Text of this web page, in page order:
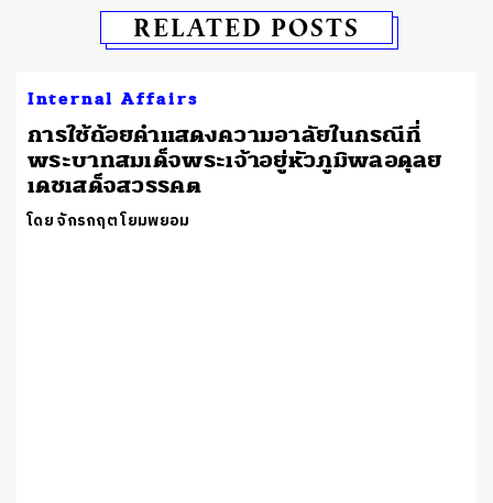
RELATED POSTS
Internal Affairs
การใช้ถ้อยคำแสดงความอาลัยในกรณีที่
พระบาทสมเด็จพระเจ้าอยู่หัวภูมิพลอดุลย
เดชเสด็จสวรรคต
โดย จักรกฤต โยมพยอม